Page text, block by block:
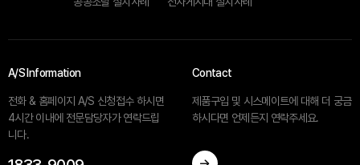
A/S Information
전화 & 홈페이지 A/S 신청접수 하시면
4시간 이내에 전문담당자가 연락드립
니다.
Contact
제품구입 및 시스메이트에 대해 더 궁금
하시다면 언제든지 연락주세요.